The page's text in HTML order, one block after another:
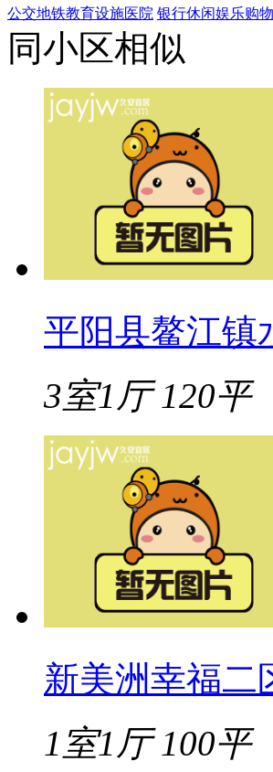
公交地铁教育设施医院 银行休闲娱乐购物
同小区相似
平阳县鳌江镇
3室1厅 120平
新美洲幸福二
1室1厅 100平